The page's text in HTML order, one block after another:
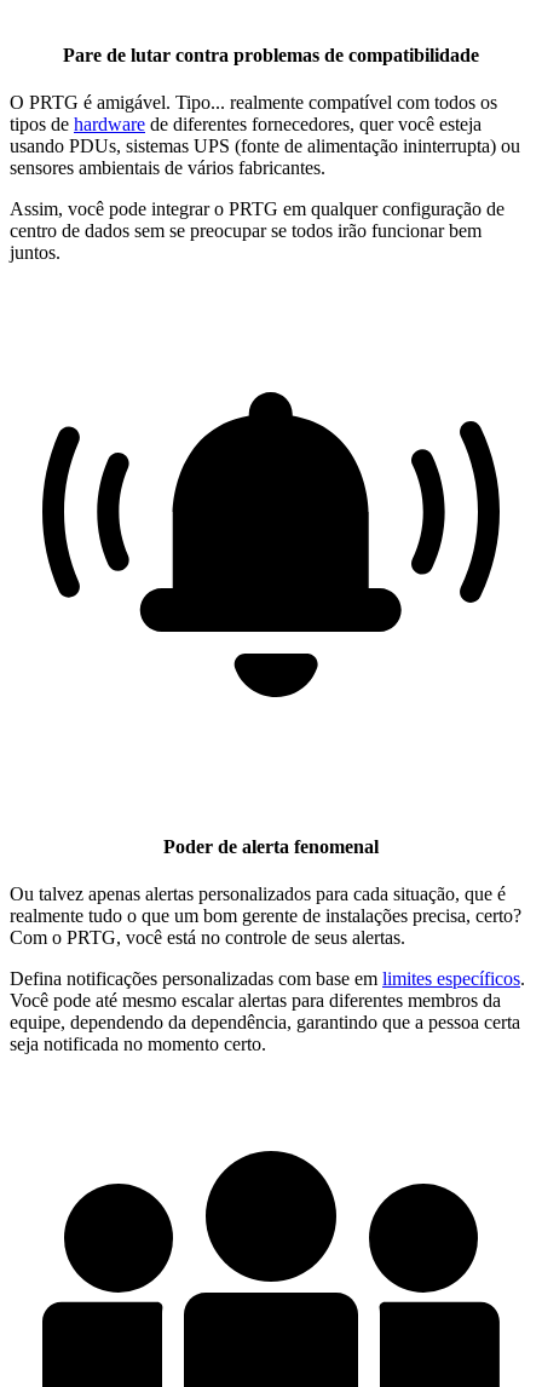
Pare de lutar contra problemas de compatibilidade
O PRTG é amigável. Tipo... realmente compatível com todos os
tipos de hardware de diferentes fornecedores, quer você esteja
usando PDUs, sistemas UPS (fonte de alimentação ininterrupta) ou
sensores ambientais de vários fabricantes.
Assim, você pode integrar o PRTG em qualquer configuração de
centro de dados sem se preocupar se todos irão funcionar bem
juntos.
Poder de alerta fenomenal
Ou talvez apenas alertas personalizados para cada situação, que é
realmente tudo o que um bom gerente de instalações precisa, certo?
Com o PRTG, você está no controle de seus alertas.
Defina notificações personalizadas com base em limites específicos.
Você pode até mesmo escalar alertas para diferentes membros da
equipe, dependendo da dependência, garantindo que a pessoa certa
seja notificada no momento certo.